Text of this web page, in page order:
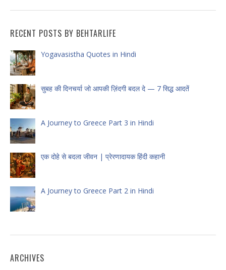
RECENT POSTS BY BEHTARLIFE
Yogavasistha Quotes in Hindi
सुबह की दिनचर्या जो आपकी ज़िंदगी बदल दे — 7 सिद्ध आदतें
A Journey to Greece Part 3 in Hindi
एक दोहे से बदला जीवन | प्रेरणादायक हिंदी कहानी
A Journey to Greece Part 2 in Hindi
ARCHIVES